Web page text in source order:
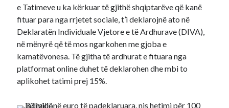
e Tatimeve u ka kërkuar të gjithë shqiptarëve që kanë
fituar para nga rrjetet sociale, t’i deklarojnë ato në
Deklaratën Individuale Vjetore e të Ardhurave (DIVA),
në mënyrë që të mos ngarkohen me gjoba e
kamatëvonesa. Të gjitha të ardhurat e fituara nga
platformat online duhet të deklarohen dhe mbi to
aplikohet tatimi prej 15%.